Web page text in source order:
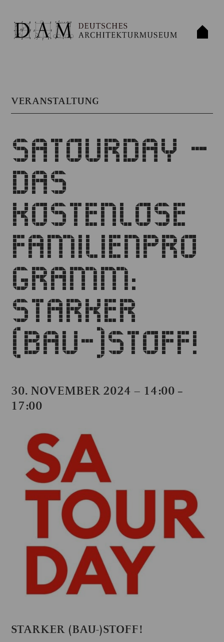
VERANSTALTUNG
SATOURDAY –
DAS
KOSTENLOSE
FAMILIENPRO
GRAMM:
STARKER
(BAU-)STOFF!
30. NOVEMBER 2024 – 14:00 –
17:00
STARKER (BAU-)STOFF!